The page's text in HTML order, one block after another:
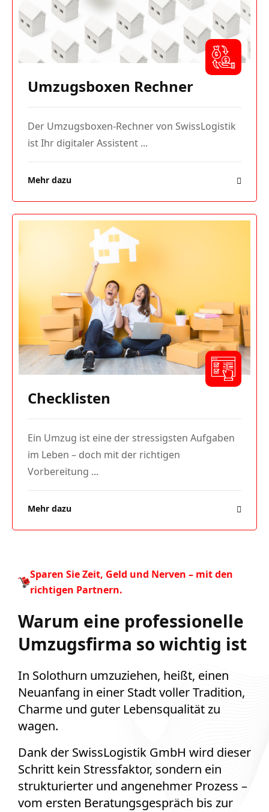
Umzugsboxen Rechner
Der Umzugsboxen-Rechner von SwissLogistik
ist Ihr digitaler Assistent ...
Mehr dazu
Checklisten
Ein Umzug ist eine der stressigsten Aufgaben
im Leben – doch mit der richtigen
Vorbereitung ...
Mehr dazu
Sparen Sie Zeit, Geld und Nerven – mit den
richtigen Partnern.
Warum eine professionelle
Umzugsfirma so wichtig ist
In Solothurn umzuziehen, heißt, einen
Neuanfang in einer Stadt voller Tradition,
Charme und guter Lebensqualität zu
wagen.
Dank der SwissLogistik GmbH wird dieser
Schritt kein Stressfaktor, sondern ein
strukturierter und angenehmer Prozess –
vom ersten Beratungsgespräch bis zur